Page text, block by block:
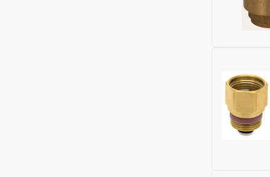
Диаметр,
ДУ
Глубина
Область
Диаметр,